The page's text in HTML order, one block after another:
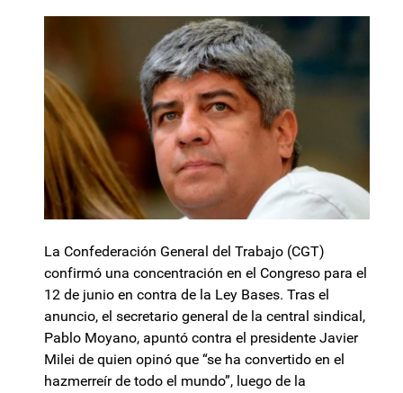
La Confederación General del Trabajo (CGT)
confirmó una concentración en el Congreso para el
12 de junio en contra de la Ley Bases. Tras el
anuncio, el secretario general de la central sindical,
Pablo Moyano, apuntó contra el presidente Javier
Milei de quien opinó que “se ha convertido en el
hazmerreír de todo el mundo”, luego de la